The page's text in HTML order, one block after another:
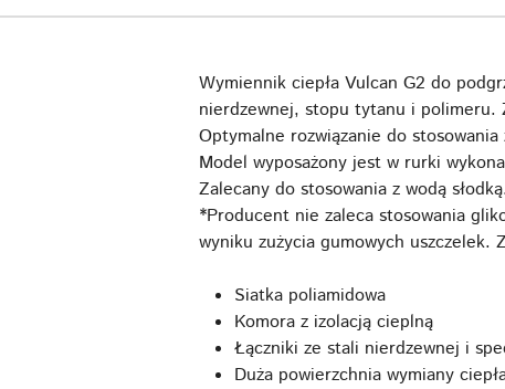
Wymiennik ciepła Vulcan G2 do
nierdzewnej, stopu tytanu i polimeru.
Optymalne rozwiązanie do
Model wyposażony jest w rurki
Zalecany do stosowania z wodą
*Producent nie zaleca stosowania
wyniku zużycia gumowych uszczelek.
Siatka poliamidowa
Komora z izolacją cieplną
Łączniki ze stali nierdzewnej i
Duża powierzchnia wymiany